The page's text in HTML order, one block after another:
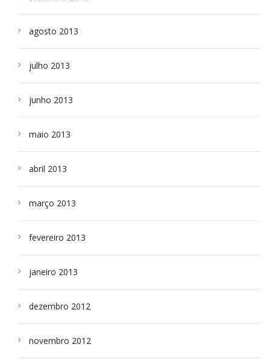
agosto 2013
julho 2013
junho 2013
maio 2013
abril 2013
março 2013
fevereiro 2013
janeiro 2013
dezembro 2012
novembro 2012